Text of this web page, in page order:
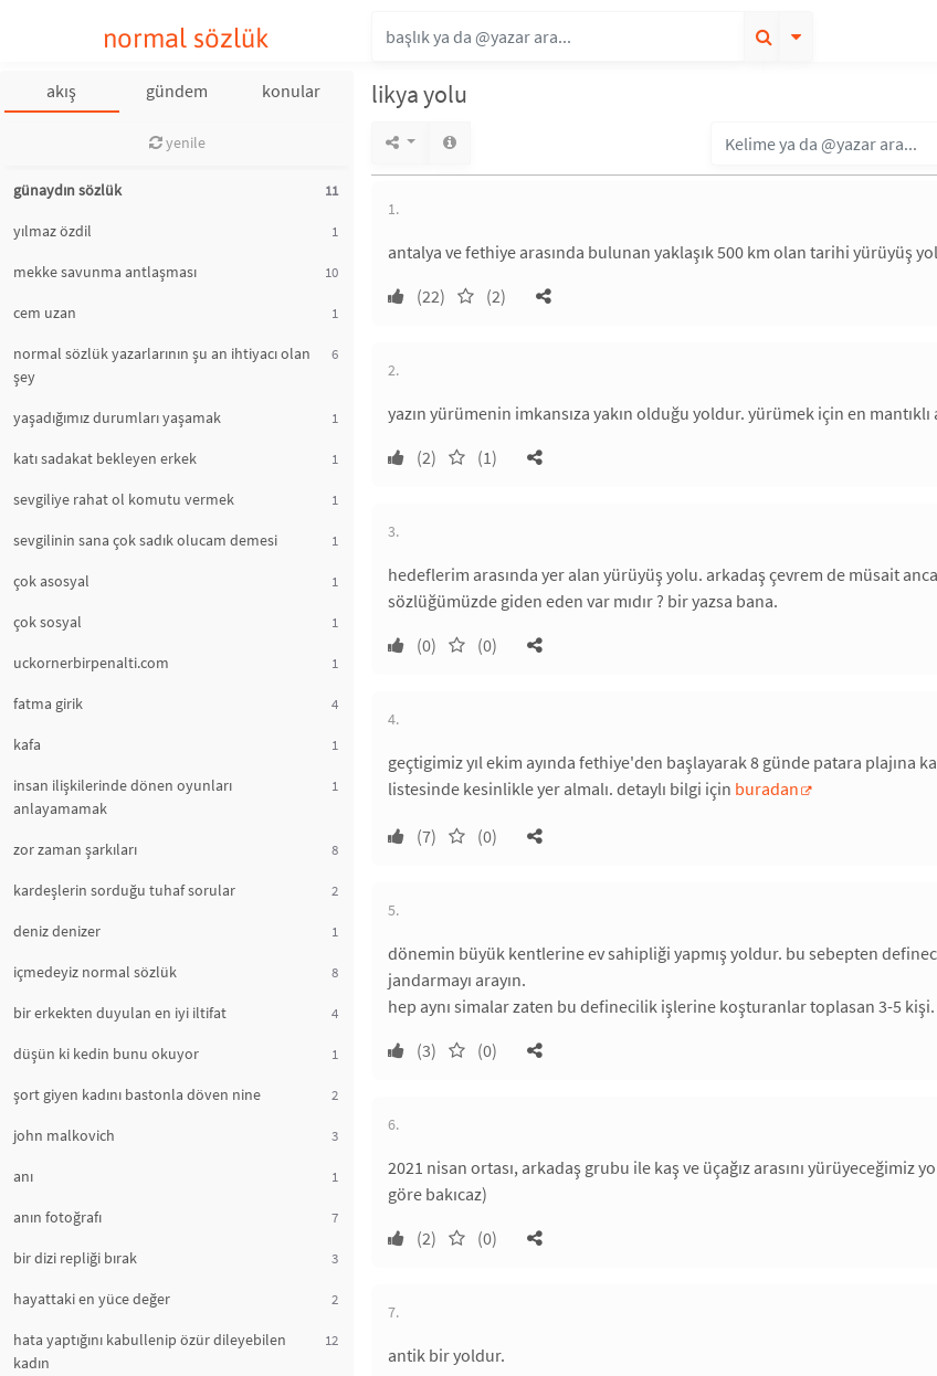
normal sözlük
akış gündem konular
yenile
günaydın sözlük 11
yılmaz özdil 1
mekke savunma antlaşması 10
cem uzan 1
normal sözlük yazarlarının şu an ihtiyacı olan
şey
6
yaşadığımız durumları yaşamak 1
katı sadakat bekleyen erkek 1
sevgiliye rahat ol komutu vermek 1
sevgilinin sana çok sadık olucam demesi 1
çok asosyal 1
çok sosyal 1
uckornerbirpenalti.com 1
fatma girik 4
kafa 1
insan ilişkilerinde dönen oyunları
anlayamamak
1
zor zaman şarkıları 8
kardeşlerin sorduğu tuhaf sorular 2
deniz denizer 1
içmedeyiz normal sözlük 8
bir erkekten duyulan en iyi iltifat 4
düşün ki kedin bunu okuyor 1
şort giyen kadını bastonla döven nine 2
john malkovich 3
anı 1
anın fotoğrafı 7
bir dizi repliği bırak 3
hayattaki en yüce değer 2
hata yaptığını kabullenip özür dileyebilen
kadın
12
likya yolu
1.
antalya ve fethiye arasında bulunan yaklaşık 500 km olan tarihi yürüyüş
(22)
(2)
2.
yazın yürümenin imkansıza yakın olduğu yoldur. yürümek için en
(2)
(1)
3.
hedeflerim arasında yer alan yürüyüş yolu. arkadaş çevrem de müsait
sözlüğümüzde giden eden var mıdır ? bir yazsa bana.
(0)
(0)
4.
geçtigimiz yıl ekim ayında fethiye'den başlayarak 8 günde patara plajına
listesinde kesinlikle yer almalı. detaylı bilgi için buradan
(7) (0)
5.
dönemin büyük kentlerine ev sahipliği yapmış yoldur. bu sebepten
jandarmayı arayın.
hep aynı simalar zaten bu definecilik işlerine koşturanlar toplasan 3-5 kişi.
(3)
(0)
6.
2021 nisan ortası, arkadaş grubu ile kaş ve üçağız arasını
göre bakıcaz)
(2)
(0)
7.
antik bir yoldur.